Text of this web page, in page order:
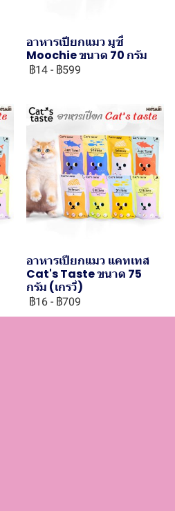
อาหารเปียกแมว มูชี่
Moochie ขนาด 70 กรัม
฿14 - ฿599
อาหารเปียกแมว แคทเทส
Cat's Taste ขนาด 75
กรัม (เกรวี่)
฿16 - ฿709